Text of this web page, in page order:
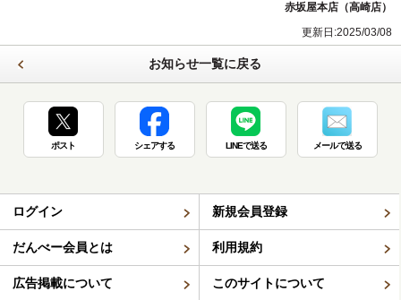
赤坂屋本店（高崎店）
更新日:2025/03/08
お知らせ一覧に戻る
ポスト シェアする LINEで送る メールで送る
ログイン 新規会員登録
だんべー会員とは 利用規約
広告掲載について このサイトについて